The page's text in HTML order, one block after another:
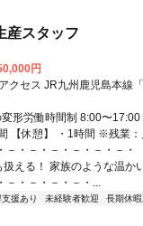
産スタッフ
円
玉名駅 交通アクセス JR九州鹿児
形労働時間制 8:00〜
【休憩】 ・1時間 ※残業：
－・－・－・－・－・－・
える！ 家族のような温か
－・－・－・－・...
援あり 未経験者歓迎 長期休暇